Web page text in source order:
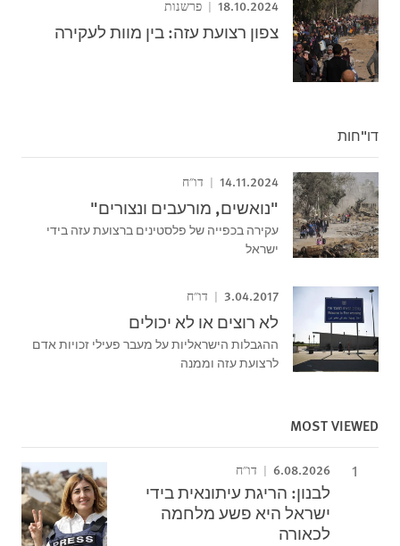
18.10.2024 פרשנות
צפון רצועת עזה: בין מוות לעקירה
דו"חות
14.11.2024 דו"ח
"נואשים, מורעבים ונצורים"
עקירה בכפייה של פלסטינים ברצועת עזה בידי
ישראל
3.04.2017 דו"ח
לא רוצים או לא יכולים
ההגבלות הישראליות על מעבר פעילי זכויות אדם
לרצועת עזה וממנה
MOST VIEWED
6.08.2026 דו"ח
לבנון: הריגת עיתונאית בידי
ישראל היא פשע מלחמה
לכאורה